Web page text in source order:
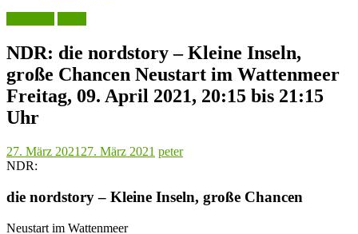
NDR: die nordstory – Kleine Inseln,
große Chancen Neustart im Wattenmeer
Freitag, 09. April 2021, 20:15 bis 21:15
Uhr
27. März 2021 27. März 2021 peter
NDR:
die nordstory – Kleine Inseln, große Chancen
Neustart im Wattenmeer